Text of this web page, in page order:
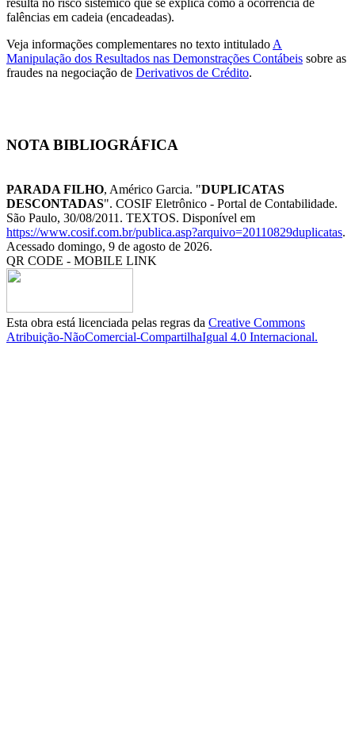
falências em cadeia (encadeadas).
Veja informações complementares no texto intitulado A
Manipulação dos Resultados nas Demonstrações Contábeis sobre as
fraudes na negociação de Derivativos de Crédito.
NOTA BIBLIOGRÁFICA
PARADA FILHO, Américo Garcia. "DUPLICATAS
DESCONTADAS". COSIF Eletrônico - Portal de Contabilidade.
São Paulo, 30/08/2011. TEXTOS. Disponível em
https://www.cosif.com.br/publica.asp?arquivo=20110829duplicatas.
Acessado domingo, 9 de agosto de 2026.
QR CODE - MOBILE LINK
Esta obra está licenciada pelas regras da Creative Commons
Atribuição-NãoComercial-CompartilhaIgual 4.0 Internacional.